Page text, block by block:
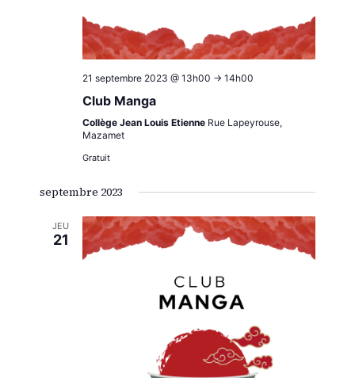
21 septembre 2023 @ 13h00 -> 14h00
Club Manga
Collège Jean Louis Etienne Rue Lapeyrouse,
Mazamet
Gratuit
septembre 2023
JEU
21